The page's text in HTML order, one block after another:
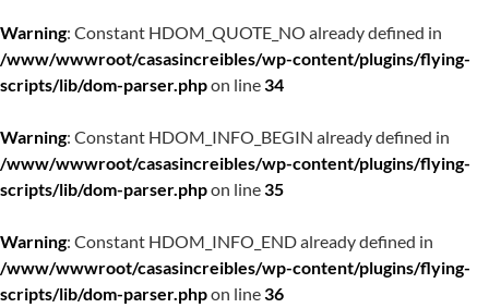
Warning: Constant HDOM_QUOTE_NO already defined in
/www/wwwroot/casasincreibles/wp-content/plugins/flying-
scripts/lib/dom-parser.phpon line34
Warning: Constant HDOM_INFO_BEGIN already defined in
/www/wwwroot/casasincreibles/wp-content/plugins/flying-
scripts/lib/dom-parser.phpon line35
Warning: Constant HDOM_INFO_END already defined in
/www/wwwroot/casasincreibles/wp-content/plugins/flying-
scripts/lib/dom-parser.phpon line36